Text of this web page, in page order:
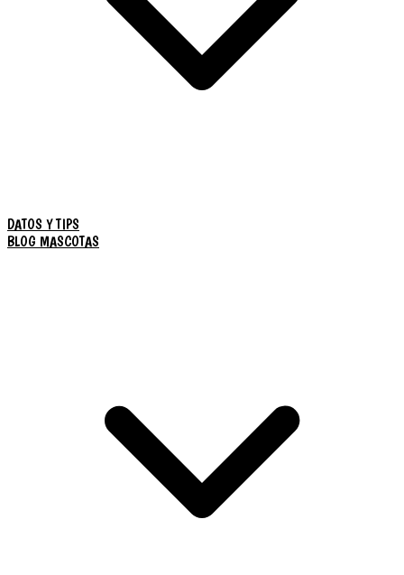
DATOS Y TIPS
BLOG MASCOTAS